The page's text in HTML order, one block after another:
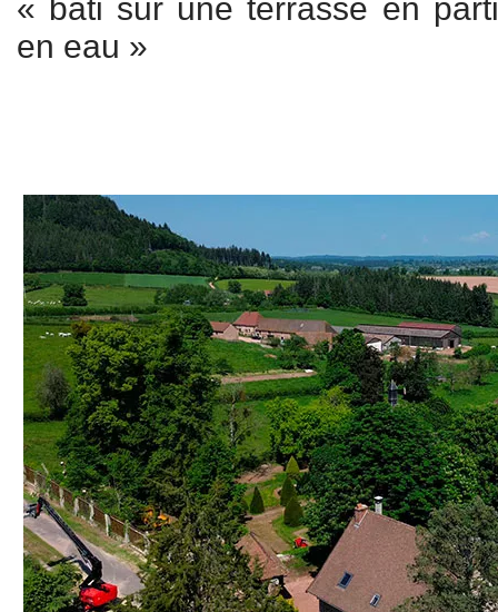
« bâti sur une terrasse en
en eau »